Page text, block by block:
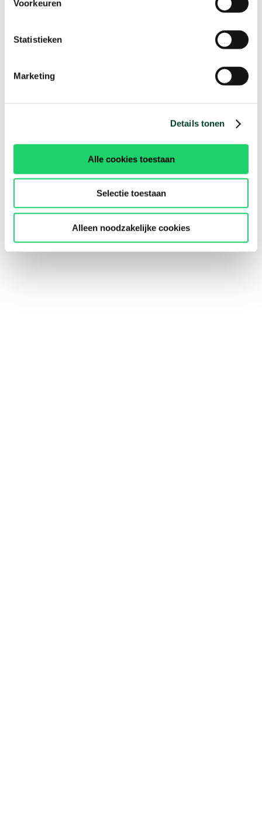
Voorkeuren
Statistieken
Marketing
Details tonen
Alle cookies toestaan
Selectie toestaan
Alleen noodzakelijke cookies